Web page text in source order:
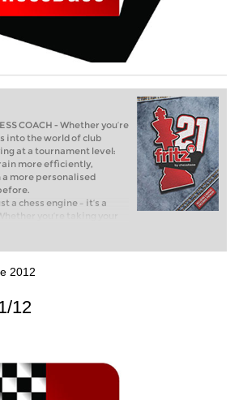
COACH - Whether you’re
into the world of club
at a tournament level:
more efficiently,
more personalised
a chess engine – it’s a
you’re taking your
of club chess, or already
level: with FRITZ, you can
intelligently and with a
than ever before.
2012
12